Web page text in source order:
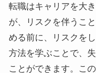
転職はキャリアを大
が、リスクを伴うこ
める前に、リスクを
方法を学ぶことで、
ことができます。こ